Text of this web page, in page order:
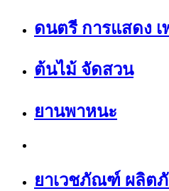
ดนตรี การแสดง เ
ต้นไม้ จัดสวน
ยานพาหนะ
ยาเวชภัณฑ์ ผลิต